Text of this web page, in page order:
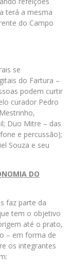
terá a mesma
do Campo
se
do Fartura –
podem curtir
curador Pedro
Duo Mitre – das
e percussão);
Souza e seu
DO
faz parte da
tem o objetivo
até o prato,
– em forma de
os integrantes